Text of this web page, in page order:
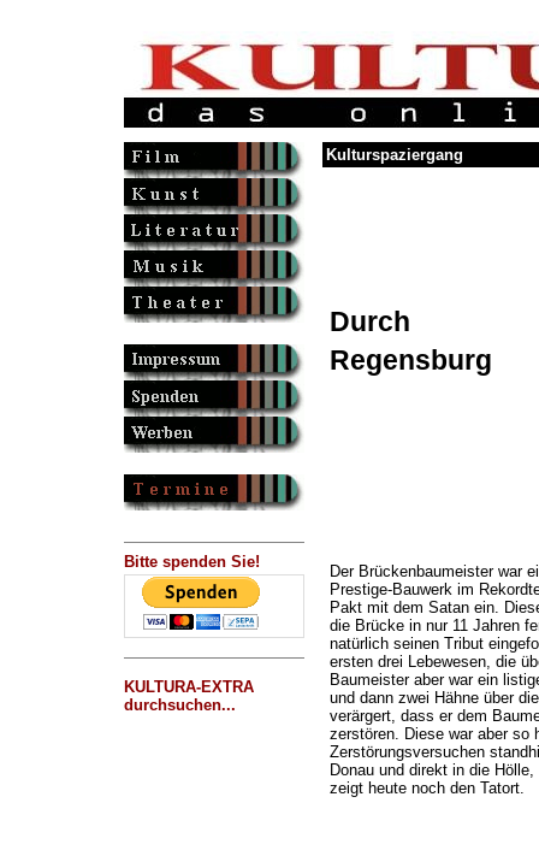
Bitte spenden Sie!
KULTURA-EXTRA
durchsuchen...
Kulturspaziergang
Durch
Regensburg
Der Brückenbaumeister war
Prestige-Bauwerk im
Pakt mit dem Satan ein.
die Brücke in nur 11 Jahren
natürlich seinen Tribut
ersten drei Lebewesen, die
Baumeister aber war ein
und dann zwei Hähne über
verärgert, dass er dem
zerstören. Diese war aber so
Zerstörungsversuchen
Donau und direkt in die
zeigt heute noch den Tatort.